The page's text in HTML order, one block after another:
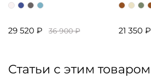
29 520 ₽ 36 900 ₽ 21 350 ₽
Статьи с этим товаром